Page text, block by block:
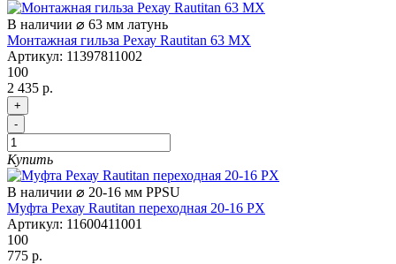
В наличии ⌀ 63 мм латунь
Монтажная гильза Рехау Rautitan 63 MX
Артикул: 11397811002
100
2 435 р.
+
-
Купить
В наличии ⌀ 20-16 мм PPSU
Муфта Рехау Rautitan переходная 20-16 PX
Артикул: 11600411001
100
775 р.